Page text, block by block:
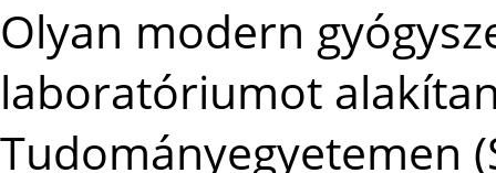
Olyan modern
laboratóriumot
Tudományegyetemen